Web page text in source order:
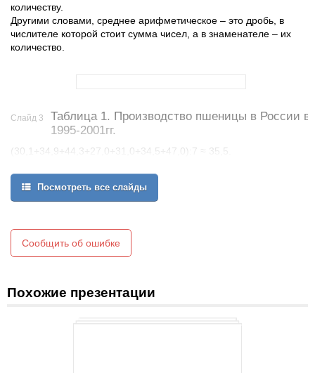
количеству.
Другими словами, среднее арифметическое – это дробь, в
числителе которой стоит сумма чисел, а в знаменателе – их
количество.
Слайд 3
Таблица 1. Производство пшеницы в России в
1995-2001гг.
(30,1+34,9+44,3+27,0+31,0+34,5+47,0):7 ≈ 35,5.
рассматриваемый период 1995-2001гг. Составляло
приблизительно 35,5 млн. тонн в год.
Посмотреть все слайды
Сообщить об ошибке
Похожие презентации